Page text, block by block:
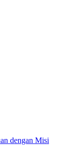
dengan Misi